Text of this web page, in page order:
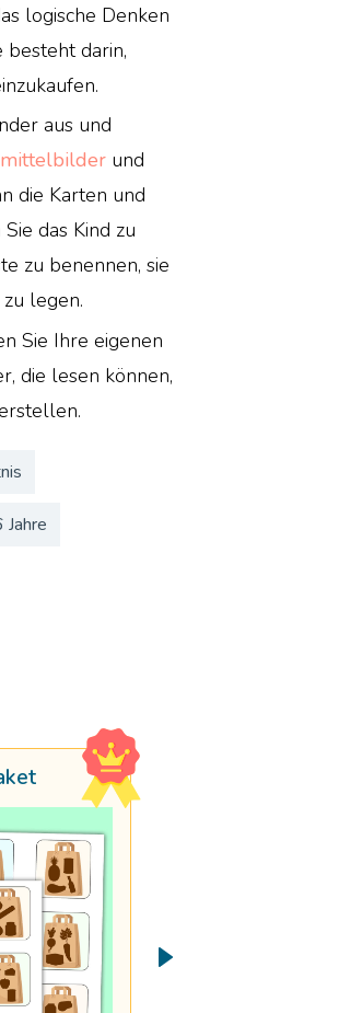
logische Denken
darin,
aus und
und
die Karten und
das Kind zu
zu benennen, sie
legen.
Sie Ihre eigenen
die lesen können,
Jahre